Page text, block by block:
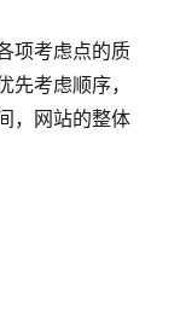
项考虑点的质
考虑顺序，
，网站的整体